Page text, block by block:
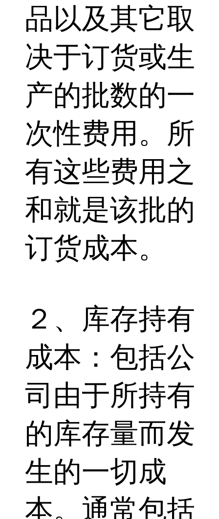
品以及其它取
决于订货或生
产的批数的一
次性费用。所
有这些费用之
和就是该批的
订货成本。
２、库存持有
成本：包括公
司由于所持有
的库存量而发
生的一切成
本。通常包括